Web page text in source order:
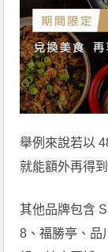
舉例來說若以
就能額外再得
其他品牌包含
8、福勝亭、品